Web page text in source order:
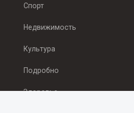
Спорт
Недвижимость
Культура
Подробно
Здоровье